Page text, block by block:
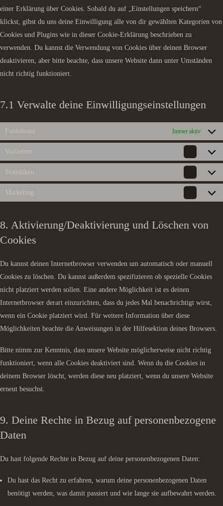
einer Erklärung über Cookies. Sobald du auf „Einstellungen speichern“
klickst, gibst du uns deine Einwilligung alle von dir gewählten Kategorien von
Cookies und Plugins wie in dieser Cookie-Erklärung beschrieben zu
verwenden. Du kannst die Verwendung von Cookies über deinen Browser
deaktivieren, aber bitte beachte, dass unsere Website dann unter Umständen
nicht richtig funktioniert.
7.1 Verwalte deine Einwilligungseinstellungen
Funktional Immer aktiv
Vorlieben
Statistiken
Marketing
8. Aktivierung/Deaktivierung und Löschen von
Cookies
Du kannst deinen Internetbrowser verwenden um automatisch oder manuell
Cookies zu löschen. Du kannst außerdem spezifizieren ob spezielle Cookies
nicht platziert werden sollen. Eine andere Möglichkeit ist es deinen
Internetbrowser derart einzurichten, dass du jedes Mal benachrichtigt wirst,
wenn ein Cookie platziert wird. Für weitere Information über diese
Möglichkeiten beachte die Anweisungen in der Hilfesektion deines Browsers.
Bitte nimm zur Kenntnis, dass unsere Website möglicherweise nicht richtig
funktioniert, wenn alle Cookies deaktiviert sind. Wenn du die Cookies in
deinem Browser löscht, werden diese neu platziert, wenn du unsere Website
erneut besuchst.
9. Deine Rechte in Bezug auf personenbezogene
Daten
Du hast folgende Rechte in Bezug auf deine personenbezogenen Daten:
Du hast das Recht zu erfahren, warum deine personenbezogenen Daten
benötigt werden, was damit passiert und wie lange sie aufbewahrt werden.